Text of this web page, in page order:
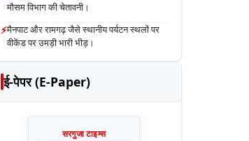
मौसम विभाग की चेतावनी।
⚡मैनपाट और रामगढ़ जैसे स्थानीय पर्यटन स्थलों पर
वीकेंड पर उमड़ी भारी भीड़।
ई-पेपर (E-Paper)
सरगुजा टाइम्स